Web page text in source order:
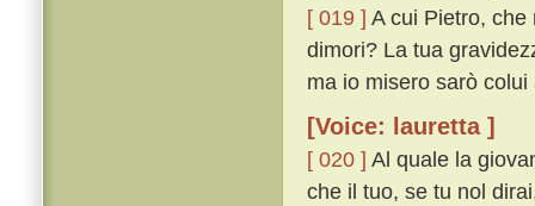
[ 019 ] A cui Pietro, che
dimori? La tua
ma io misero sarò
[Voice: lauretta ]
[ 020 ] Al quale la
che il tuo, se tu nol